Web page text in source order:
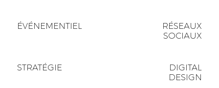
ÉVÉNEMENTIEL
RÉSEAUX
SOCIAUX
STRATÉGIE
DIGITAL
DESIGN